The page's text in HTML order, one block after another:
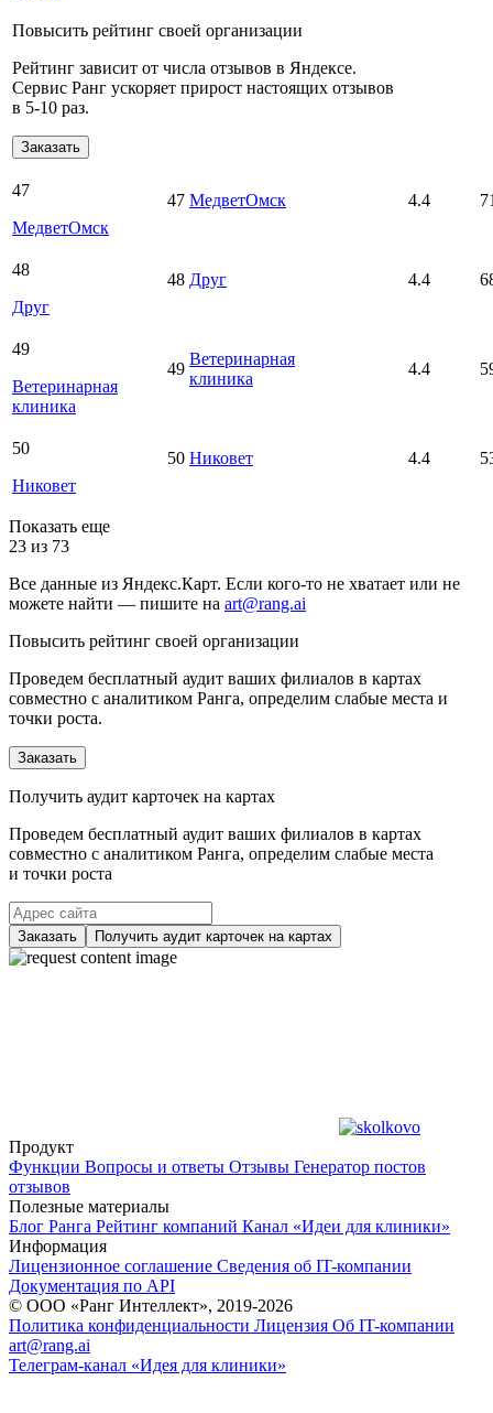
Повысить рейтинг своей организации
Рейтинг зависит от числа отзывов в Яндексе.
Сервис Ранг ускоряет прирост настоящих отзывов
в 5‑10 раз.
Заказать
47
МедветОмск
47 МедветОмск 4.4
48
Друг
48 Друг 4.4
49
Ветеринарная
клиника
49
Ветеринарная
клиника
4.4
50
Никовет
50 Никовет 4.4
Показать еще
23 из 73
Все данные из Яндекс.Карт. Если кого-то не хватает или не
можете найти — пишите на art@rang.ai
Повысить рейтинг своей организации
Проведем бесплатный аудит ваших филиалов в картах
совместно с аналитиком Ранга, определим слабые места и
точки роста.
Заказать
Получить аудит карточек на картах
Проведем бесплатный аудит ваших филиалов в картах
совместно с аналитиком Ранга, определим слабые места
и точки роста
Заказать Получить аудит карточек на картах
Продукт
Функции Вопросы и ответы Отзывы Генератор постов
отзывов
Полезные материалы
Блог Ранга Рейтинг компаний Канал «Идеи для клиники»
Информация
Лицензионное соглашение Сведения об IT-компании
Документация по API
© ООО «Ранг Интеллект», 2019-2026
Политика конфиденциальности Лицензия Об IT-компании
art@rang.ai
Телеграм-канал «Идея для клиники»